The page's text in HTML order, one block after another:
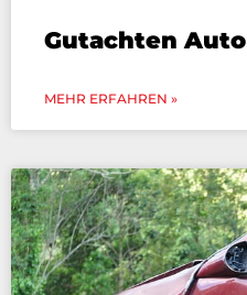
Gutachten Auto
MEHR ERFAHREN »